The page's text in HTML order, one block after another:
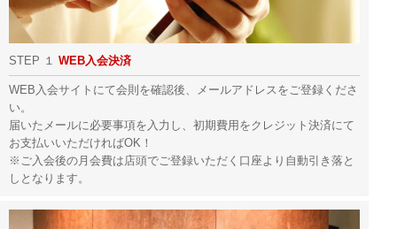
STEP １ WEB入会決済
WEB入会サイトにて会則を確認後、メールアドレスをご登録くださ
い。
届いたメールに必要事項を入力し、初期費用をクレジット決済にて
お支払いいただければOK！
※ご入会後の月会費は店頭でご登録いただく口座より自動引き落と
しとなります。